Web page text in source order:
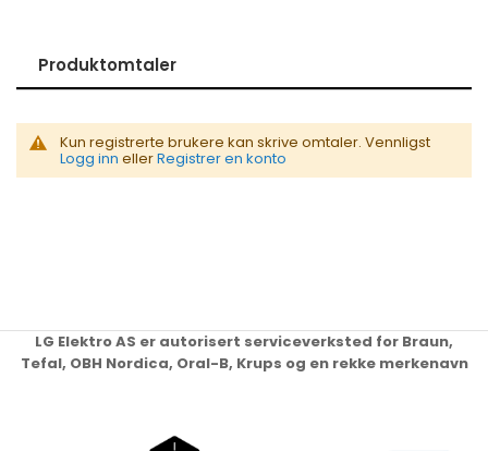
Produktomtaler
Kun registrerte brukere kan skrive omtaler. Vennligst
Logg inn ellerRegistrer en konto
LG Elektro AS er autorisert serviceverksted for Braun,
Tefal, OBH Nordica, Oral-B, Krups og en rekke merkenavn